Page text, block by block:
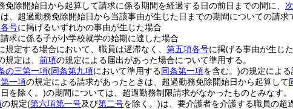
免除開始日から起算して請求に係る期間を経過する日の前日までの間に、
、超過勤務免除開始日から当該事由が生じた日までの期間についての請求
号に掲げるいずれかの事由が生じた場合
求に係る子が小学校就学の始期に達した場合
規定する場合において、職員は遅滞なく、 第五項各号に掲げる事由が生じ
規定は、 前項の規定による届出があった場合について準用する。
の三第一項(同条第九項において準用する同条第一項を含む。)の規定による
第一項の規定による請求があったときは、超過勤務免除開始日から起算して
を除く。)の期間については、超過勤務制限請求がなかったものとみなす。
の規定(第六項第一号及び第二号を除く。)は、要介護者を介護する職員の超